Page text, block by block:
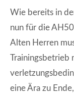
Wie bereits in
nun für die
Alten Herren
Trainingsbetrieb
eine Ära zu